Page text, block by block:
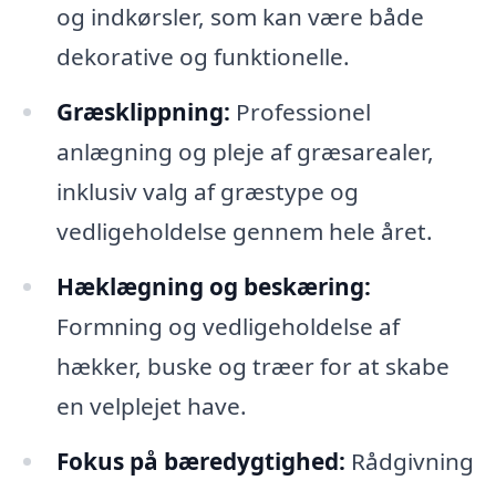
og indkørsler, som kan være både
dekorative og funktionelle.
Græsklippning: Professionel
anlægning og pleje af græsarealer,
inklusiv valg af græstype og
vedligeholdelse gennem hele året.
Hæklægning og beskæring:
Formning og vedligeholdelse af
hækker, buske og træer for at skabe
en velplejet have.
Fokus på bæredygtighed: Rådgivning